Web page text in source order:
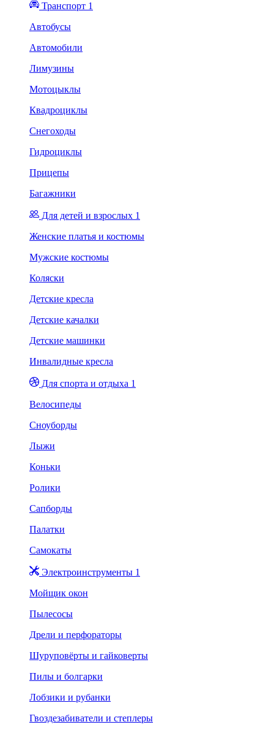
Транспорт 1
Автобусы
Автомобили
Лимузины
Мотоцыклы
Квадроциклы
Снегоходы
Гидроциклы
Прицепы
Багажники
Для детей и взрослых 1
Женские платья и костюмы
Мужские костюмы
Коляски
Детские кресла
Детские качалки
Детские машинки
Инвалидные кресла
Для спорта и отдыха 1
Велосипеды
Сноуборды
Лыжи
Коньки
Ролики
Сапборды
Палатки
Самокаты
Электроинструменты 1
Мойщик окон
Пылесосы
Дрели и перфораторы
Шуруповёрты и гайковерты
Пилы и болгарки
Лобзики и рубанки
Гвоздезабиватели и степлеры